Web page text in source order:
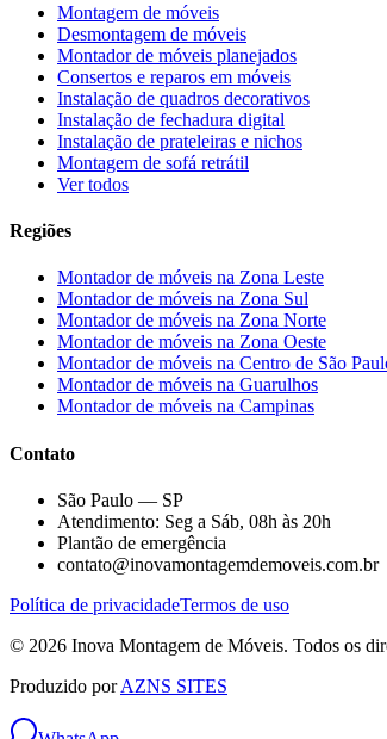
Montagem de móveis
Desmontagem de móveis
Montador de móveis planejados
Consertos e reparos em móveis
Instalação de quadros decorativos
Instalação de fechadura digital
Instalação de prateleiras e nichos
Montagem de sofá retrátil
Ver todos
Regiões
Montador de móveis na Zona Leste
Montador de móveis na Zona Sul
Montador de móveis na Zona Norte
Montador de móveis na Zona Oeste
Montador de móveis na Centro de São
Montador de móveis na Guarulhos
Montador de móveis na Campinas
Contato
São Paulo — SP
Atendimento: Seg a Sáb, 08h às 20h
Plantão de emergência
contato@inovamontagemdemoveis.com.br
Política de privacidadeTermos de uso
© 2026 Inova Montagem de Móveis. Todos os
Produzido porAZNS SITES